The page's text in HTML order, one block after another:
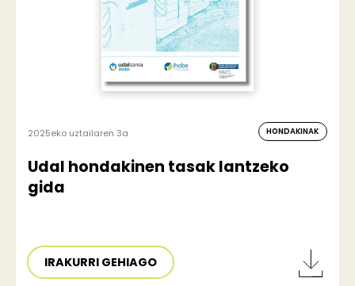
2025eko uztailaren 3a HONDAKINAK
Udal hondakinen tasak lantzeko
gida
IRAKURRI GEHIAGO